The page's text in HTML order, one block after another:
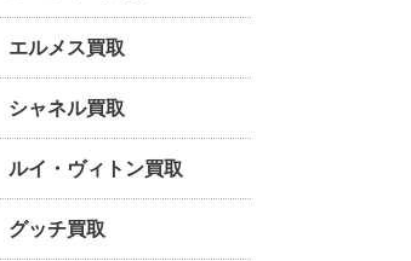
エルメス買取
シャネル買取
ルイ・ヴィトン買取
グッチ買取